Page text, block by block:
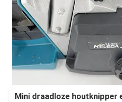
Mini draadloze houtknipper